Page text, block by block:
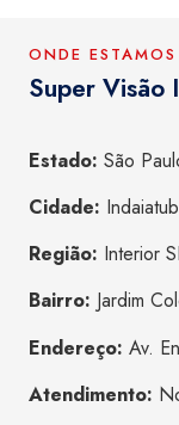
ONDE ESTAMOS
Super Visão
Estado: São
Cidade:
Região: Interior
Bairro: Jardim
Endereço: Av.
Atendimento: